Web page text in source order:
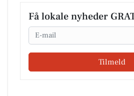
Få lokale nyheder
Email
Tilmeld